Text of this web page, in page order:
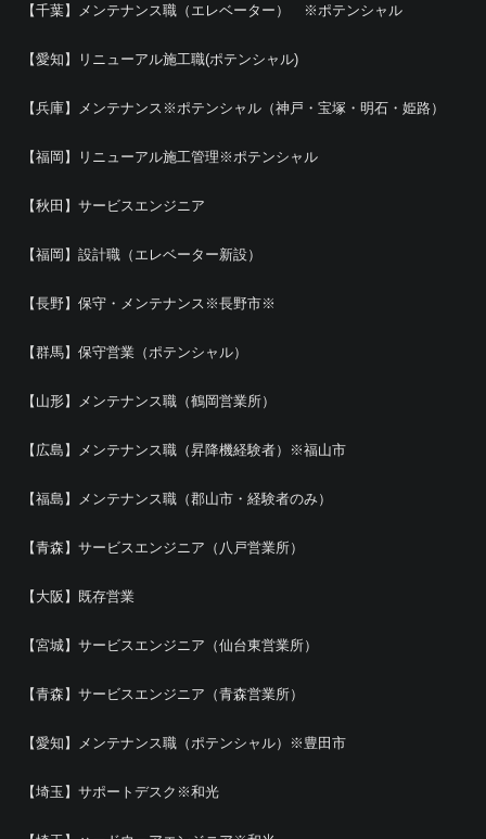
【千葉】メンテナンス職（エレベーター） ※ポテンシャル
【愛知】リニューアル施工職(ポテンシャル)
【兵庫】メンテナンス※ポテンシャル（神戸・宝塚・明石・姫路）
【福岡】リニューアル施工管理※ポテンシャル
【秋田】サービスエンジニア
【福岡】設計職（エレベーター新設）
【長野】保守・メンテナンス※長野市※
【群馬】保守営業（ポテンシャル）
【山形】メンテナンス職（鶴岡営業所）
【広島】メンテナンス職（昇降機経験者）※福山市
【福島】メンテナンス職（郡山市・経験者のみ）
【青森】サービスエンジニア（八戸営業所）
【大阪】既存営業
【宮城】サービスエンジニア（仙台東営業所）
【青森】サービスエンジニア（青森営業所）
【愛知】メンテナンス職（ポテンシャル）※豊田市
【埼玉】サポートデスク※和光